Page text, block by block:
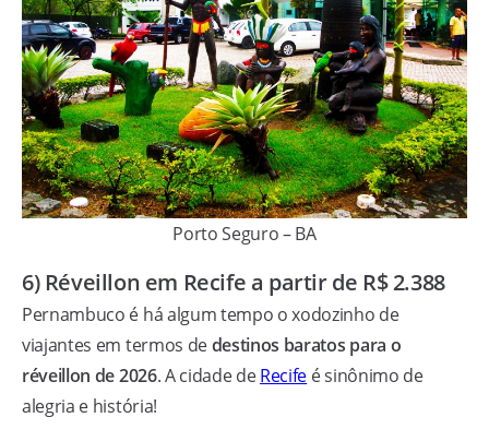
Porto Seguro – BA
6) Réveillon em Recife a partir de R$ 2.388
Pernambuco é há algum tempo o xodozinho de
viajantes em termos dedestinos baratos para o
réveillon de 2026. A cidade deRecife é sinônimo de
alegria e história!